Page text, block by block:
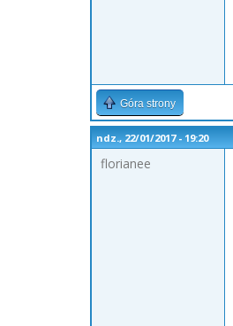
Góra strony
ndz., 22/01/2017 - 19:20
florianee